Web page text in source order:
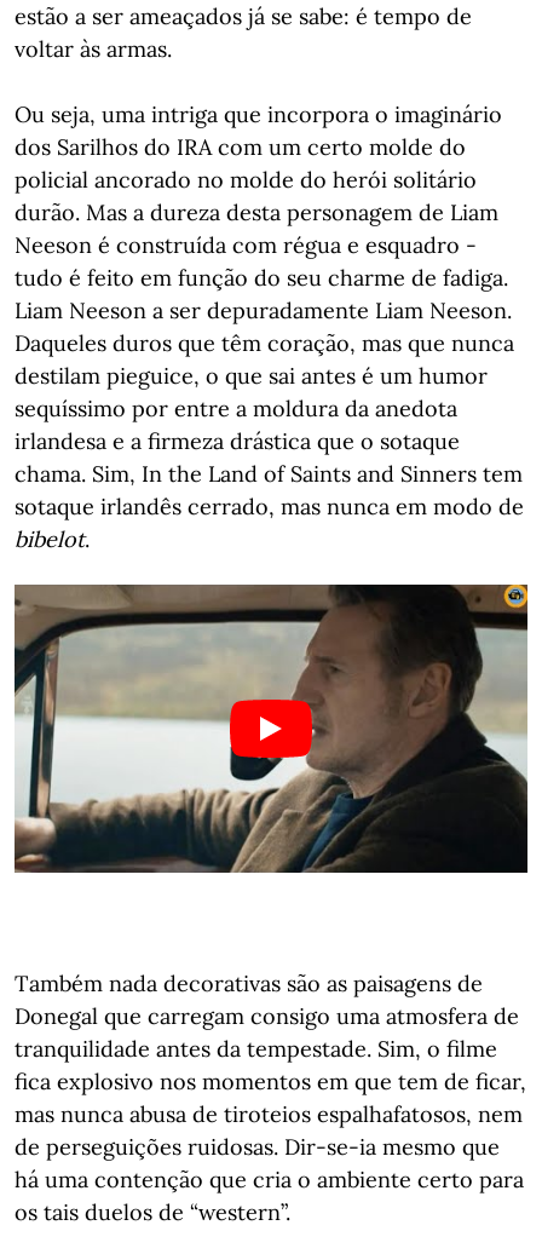
estão a ser ameaçados já se sabe: é tempo de
voltar às armas.
Ou seja, uma intriga que incorpora o imaginário
dos Sarilhos do IRA com um certo molde do
policial ancorado no molde do herói solitário
durão. Mas a dureza desta personagem de Liam
Neeson é construída com régua e esquadro -
tudo é feito em função do seu charme de fadiga.
Liam Neeson a ser depuradamente Liam Neeson.
Daqueles duros que têm coração, mas que nunca
destilam pieguice, o que sai antes é um humor
sequíssimo por entre a moldura da anedota
irlandesa e a firmeza drástica que o sotaque
chama. Sim, In the Land of Saints and Sinners tem
sotaque irlandês cerrado, mas nunca em modo de
bibelot.
Também nada decorativas são as paisagens de
Donegal que carregam consigo uma atmosfera de
tranquilidade antes da tempestade. Sim, o filme
fica explosivo nos momentos em que tem de ficar,
mas nunca abusa de tiroteios espalhafatosos, nem
de perseguições ruidosas. Dir-se-ia mesmo que
há uma contenção que cria o ambiente certo para
os tais duelos de “western”.